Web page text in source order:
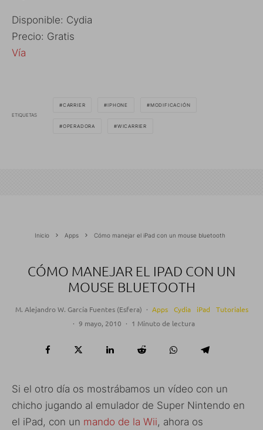
Disponible: Cydia
Precio: Gratis
Vía
ETIQUETAS
CARRIER IPHONE MODIFICACIÓN
OPERADORA WICARRIER
Inicio Apps Cómo manejar el iPad con un mouse bluetooth
CÓMO MANEJAR EL IPAD CON UN
MOUSE BLUETOOTH
M. Alejandro W. García Fuentes (Esfera) · Apps Cydia iPad
Tutoriales
· 9 mayo, 2010 · 1 Minuto de lectura
Si el otro día os mostrábamos un vídeo con un
chicho jugando al emulador de Super Nintendo en
el iPad, con un mando de la Wii, ahora os